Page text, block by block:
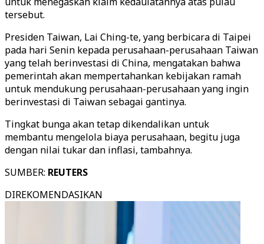
tersebut.
Presiden Taiwan, Lai Ching-te, yang berbicara di Taipei
pada hari Senin kepada perusahaan-perusahaan Taiwan
yang telah berinvestasi di China, mengatakan bahwa
pemerintah akan mempertahankan kebijakan ramah
untuk mendukung perusahaan-perusahaan yang ingin
berinvestasi di Taiwan sebagai gantinya.
Tingkat bunga akan tetap dikendalikan untuk
membantu mengelola biaya perusahaan, begitu juga
dengan nilai tukar dan inflasi, tambahnya.
SUMBER: REUTERS
DIREKOMENDASIKAN